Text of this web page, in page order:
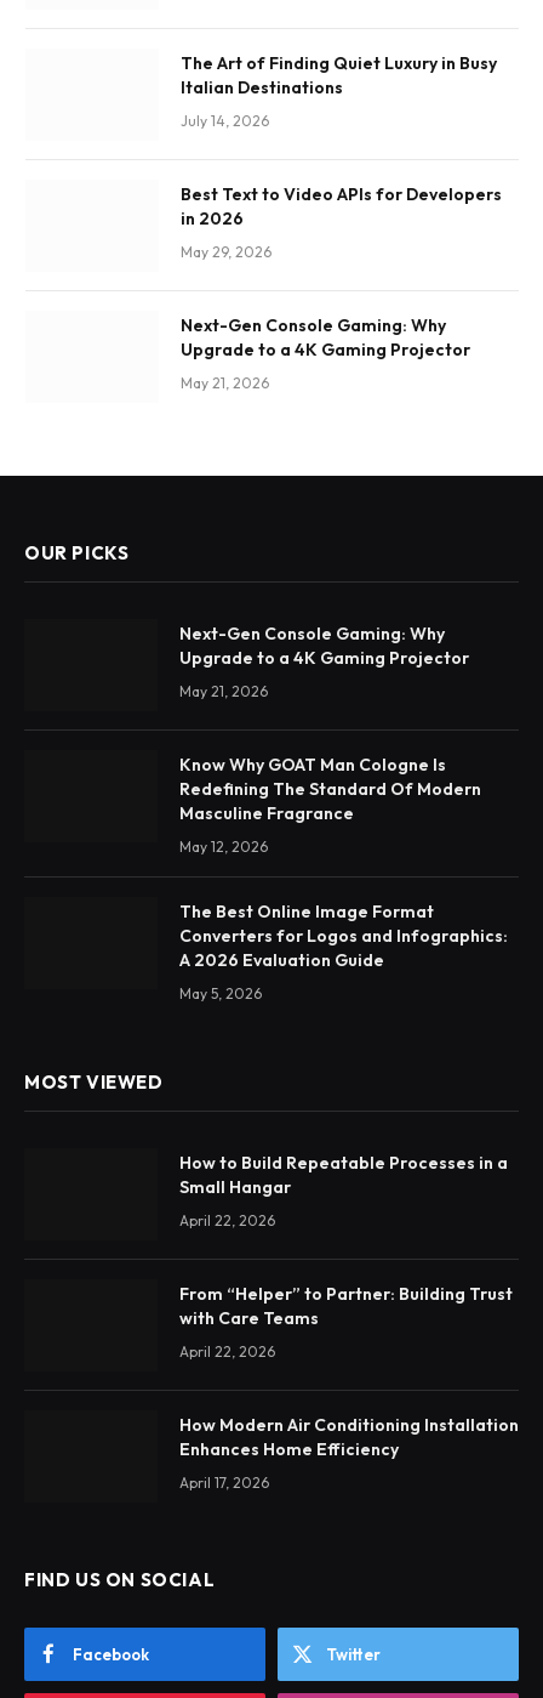
The Art of Finding Quiet Luxury in Busy
Italian Destinations
July 14, 2026
Best Text to Video APIs for Developers
in 2026
May 29, 2026
Next-Gen Console Gaming: Why
Upgrade to a 4K Gaming Projector
May 21, 2026
OUR PICKS
Next-Gen Console Gaming: Why
Upgrade to a 4K Gaming Projector
May 21, 2026
Know Why GOAT Man Cologne Is
Redefining The Standard Of Modern
Masculine Fragrance
May 12, 2026
The Best Online Image Format
Converters for Logos and Infographics:
A 2026 Evaluation Guide
May 5, 2026
MOST VIEWED
How to Build Repeatable Processes in a
Small Hangar
April 22, 2026
From “Helper” to Partner: Building Trust
with Care Teams
April 22, 2026
How Modern Air Conditioning Installation
Enhances Home Efficiency
April 17, 2026
FIND US ON SOCIAL
Facebook Twitter